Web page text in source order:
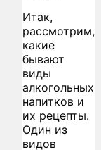
Итак,
рассмотрим,
какие
бывают
виды
алкогольных
напитков и
их рецепты.
Один из
видов